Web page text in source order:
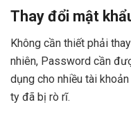
Thay đổi mật
Không cần thiết phải
nhiên, Password cần
dụng cho nhiều tài
ty đã bị rò rĩ.